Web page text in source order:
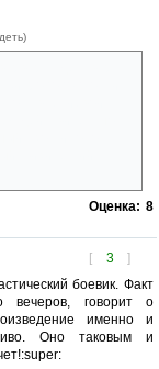
Оценка: 8
[ 3 ]
боевик. Факт
вечеров, говорит о
именно и
Оно таковым и